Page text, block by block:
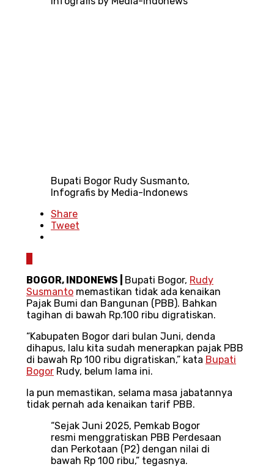
Bupati Bogor Rudy Susmanto,
Infografis by Media-Indonews
Share
Tweet
BOGOR, INDONEWS | Bupati Bogor, Rudy
Susmanto memastikan tidak ada kenaikan
Pajak Bumi dan Bangunan (PBB). Bahkan
tagihan di bawah Rp.100 ribu digratiskan.
“Kabupaten Bogor dari bulan Juni, denda
dihapus, lalu kita sudah menerapkan pajak PBB
di bawah Rp 100 ribu digratiskan,” kata Bupati
Bogor Rudy, belum lama ini.
Ia pun memastikan, selama masa jabatannya
tidak pernah ada kenaikan tarif PBB.
“Sejak Juni 2025, Pemkab Bogor
resmi menggratiskan PBB Perdesaan
dan Perkotaan (P2) dengan nilai di
bawah Rp 100 ribu,” tegasnya.